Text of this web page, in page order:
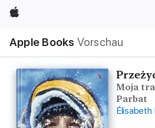
Apple
Apple Books Vorschau
Navigation
Menü
öffnen
Moja
Parbat
Élisabeth